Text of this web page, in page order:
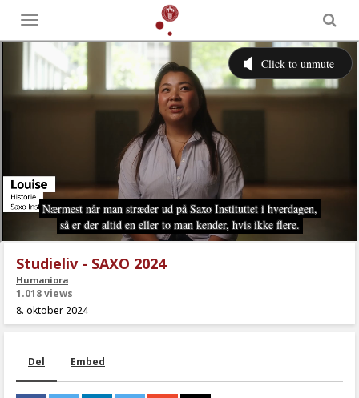
Toggle
menu
Studieliv - SAXO 2024
Humaniora
1.018 views
8. oktober 2024
Del Embed